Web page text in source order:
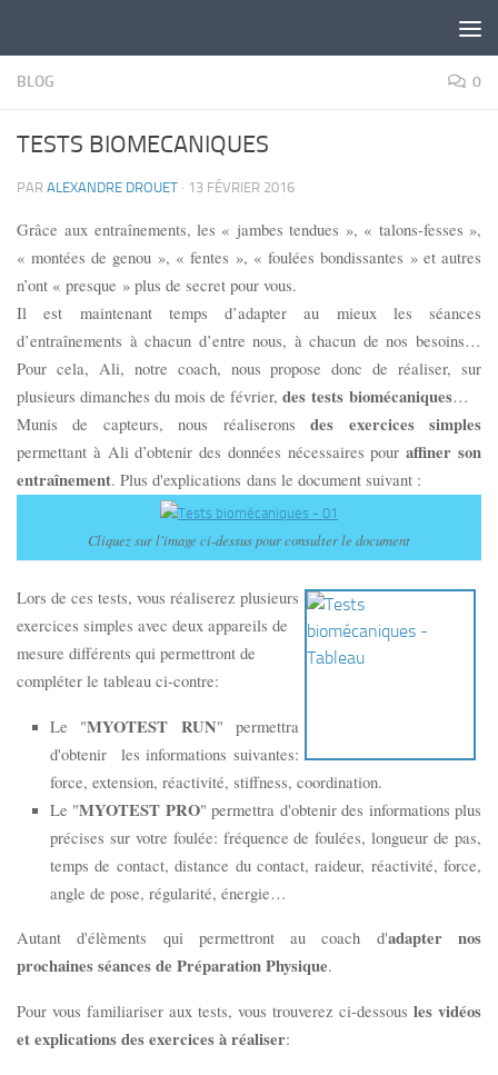
BLOG 0
TESTS BIOMECANIQUES
PAR ALEXANDRE DROUET · 13 FÉVRIER 2016
Grâce aux entraînements, les « jambes tendues », « talons-fesses »,
« montées de genou », « fentes », « foulées bondissantes » et autres
n’ont « presque » plus de secret pour vous.
Il est maintenant temps d’adapter au mieux les séances
d’entraînements à chacun d’entre nous, à chacun de nos besoins…
Pour cela, Ali, notre coach, nous propose donc de réaliser, sur
plusieurs dimanches du mois de février, des tests biomécaniques…
Munis de capteurs, nous réaliseronsdes exercices simples
permettant à Ali d’obtenir des données nécessaires pouraffiner son
entraînement. Plus d'explications dans le document suivant :
Cliquez sur l'image ci-dessus pour consulter le document
Lors de ces tests, vous réaliserez plusieurs
exercices simples avec deux appareils de
mesure différents qui permettront de
compléter le tableau ci-contre:
Le "MYOTEST RUN" permettra
d'obtenir les informations suivantes:
force, extension, réactivité, stiffness, coordination.
Le "MYOTEST PRO" permettra d'obtenir des informations plus
précises sur votre foulée: fréquence de foulées, longueur de pas,
temps de contact, distance du contact, raideur, réactivité, force,
angle de pose, régularité, énergie…
Autant d'élèments qui permettront au coach d'adapter nos
prochaines séances de Préparation Physique.
Pour vous familiariser aux tests, vous trouverez ci-dessous les vidéos
et explications des exercices à réaliser: